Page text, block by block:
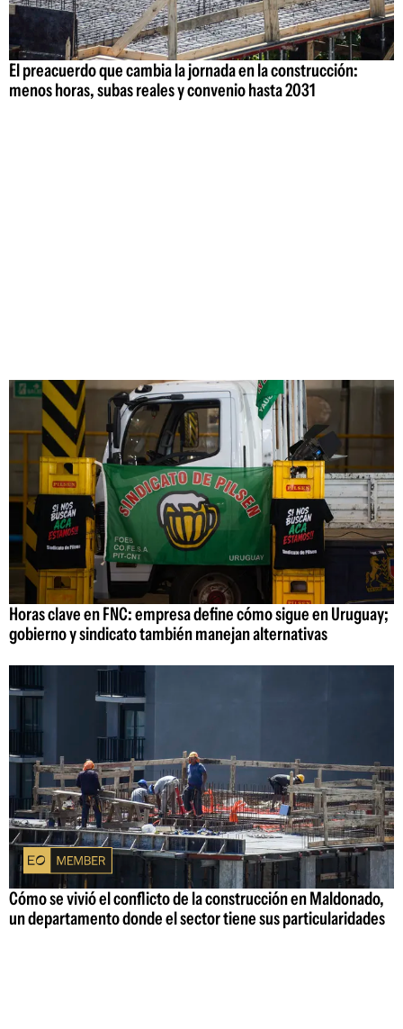
El preacuerdo que cambia la jornada en la construcción:
menos horas, subas reales y convenio hasta 2031
Horas clave en FNC: empresa define cómo sigue en Uruguay;
gobierno y sindicato también manejan alternativas
Cómo se vivió el conflicto de la construcción en Maldonado,
un departamento donde el sector tiene sus particularidades